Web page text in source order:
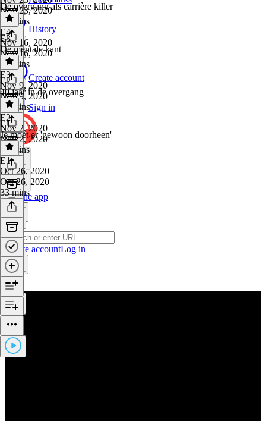
History
Create account
Sign in
Get the app
Create accountLog in
Nov 23, 2020
45 mins
De overgang als carrière killer
E4·
Nov 16, 2020
Nov 16, 2020
38 mins
E3
De mentale kant
E3·
Nov 9, 2020
Nov 9, 2020
39 mins
E2
40 jaar in de overgang
E2·
Nov 2, 2020
Nov 2, 2020
35 mins
E1
Je moet er 'gewoon doorheen'
E1·
Oct 26, 2020
Oct 26, 2020
33 mins